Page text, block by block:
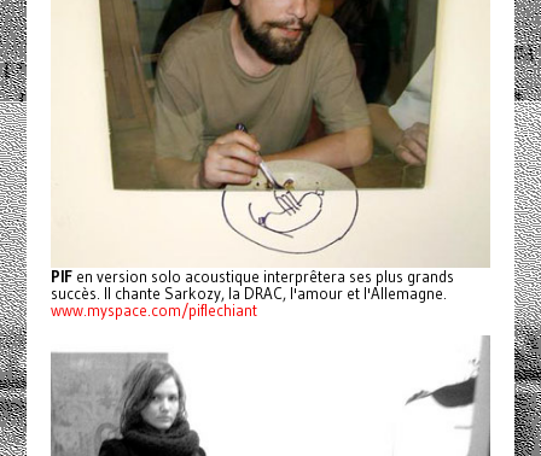
PIFen version solo acoustique interprêtera ses plus grands
succès. Il chante Sarkozy, la DRAC, l'amour et l'Allemagne.
www.myspace.com/piflechiant